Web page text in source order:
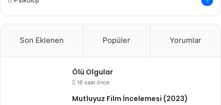
Son Eklenen Popüler Yorumlar
Ölü Olgular
16 saat önce
Mutluyuz Film İncelemesi (2023)